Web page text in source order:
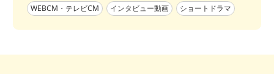
WEBCM・テレビCM
インタビュー動画 ショートドラマ